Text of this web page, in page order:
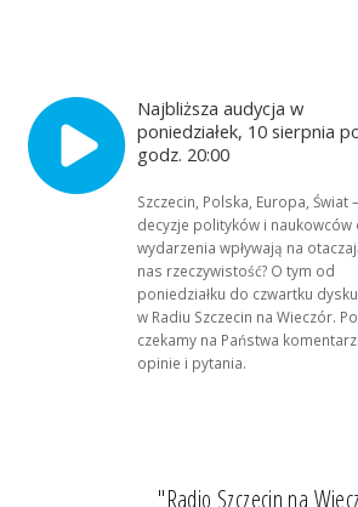
Najbliższa audycja w
poniedziałek, 10 sierpnia
godz. 20:00
Szczecin, Polska, Europa, Świat
decyzje polityków i naukowców
wydarzenia wpływają na
nas rzeczywistość? O tym od
poniedziałku do czwartku
w Radiu Szczecin na Wieczór.
czekamy na Państwa
opinie i pytania.
"Radio Szczecin na